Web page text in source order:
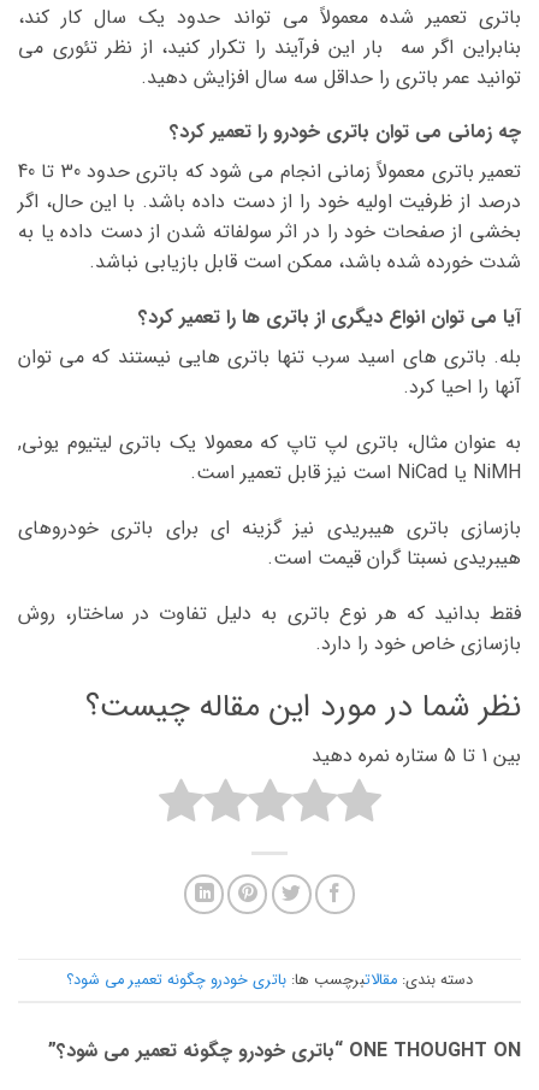
باتری تعمیر شده معمولاً می تواند حدود یک سال کار کند،
بنابراین اگر سه بار این فرآیند را تکرار کنید، از نظر تئوری می
توانید عمر باتری را حداقل سه سال افزایش دهید.
چه زمانی می توان باتری خودرو را تعمیر کرد؟
تعمیر باتری معمولاً زمانی انجام می شود که باتری حدود 30 تا 40
درصد از ظرفیت اولیه خود را از دست داده باشد. با این حال، اگر
بخشی از صفحات خود را در اثر سولفاته شدن از دست داده یا به
شدت خورده شده باشد، ممکن است قابل بازیابی نباشد.
آیا می توان انواع دیگری از باتری ها را تعمیر کرد؟
بله. باتری های اسید سرب تنها باتری هایی نیستند که می توان
آنها را احیا کرد.
به عنوان مثال، باتری لپ تاپ که معمولا یک باتری لیتیوم یونی,
NiMH یا NiCad است نیز قابل تعمیر است.
بازسازی باتری هیبریدی نیز گزینه ای برای باتری خودروهای
هیبریدی نسبتا گران قیمت است.
فقط بدانید که هر نوع باتری به دلیل تفاوت در ساختار، روش
بازسازی خاص خود را دارد.
نظر شما در مورد این مقاله چیست؟
بین 1 تا 5 ستاره نمره دهید
دسته بندی: مقالاتبرچسب ها: باتری خودرو چگونه تعمیر می شود؟
ONE THOUGHT ON “ باتری خودرو چگونه تعمیر می شود؟”